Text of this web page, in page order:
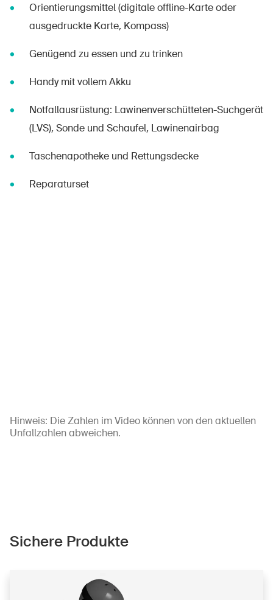
Orientierungsmittel (digitale offline-Karte oder
ausgedruckte Karte, Kompass)
Genügend zu essen und zu trinken
Handy mit vollem Akku
Notfallausrüstung: Lawinenverschütteten-Suchgerät
(LVS), Sonde und Schaufel, Lawinenairbag
Taschenapotheke und Rettungsdecke
Reparaturset
Hinweis: Die Zahlen im Video können von den aktuellen
Unfallzahlen abweichen.
Sichere Produkte